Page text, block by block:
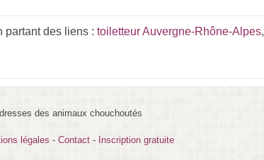
partant des liens : toiletteur Auvergne-Rhône-Alpes,
des animaux chouchoutés
légales - Contact - Inscription gratuite